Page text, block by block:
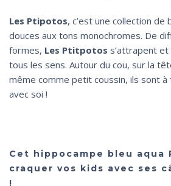
Les Ptipotos, c’est une collection de
douces aux tons monochromes. De
formes, Les Ptitpotos s’attrapent et
tous les sens. Autour du cou, sur la
même comme petit coussin, ils sont
avec soi !
Cet hippocampe bleu aqua
craquer vos kids avec ses
!